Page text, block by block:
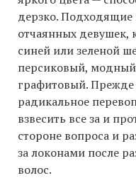
дерзко. Подходящие
отчаянных девушек,
синей или зеленой
персиковый,
графитовый. Прежде
радикальное
взвесить все за и
стороне вопроса и
за локонами после
волос.